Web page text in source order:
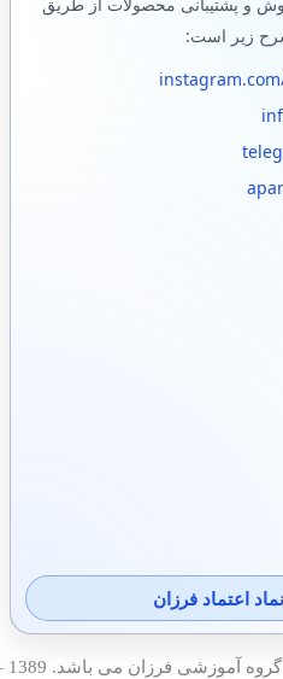
و پشتیبانی محصولات از طریق
زیر است:
اعتماد فرزان
تمامی حقوق این